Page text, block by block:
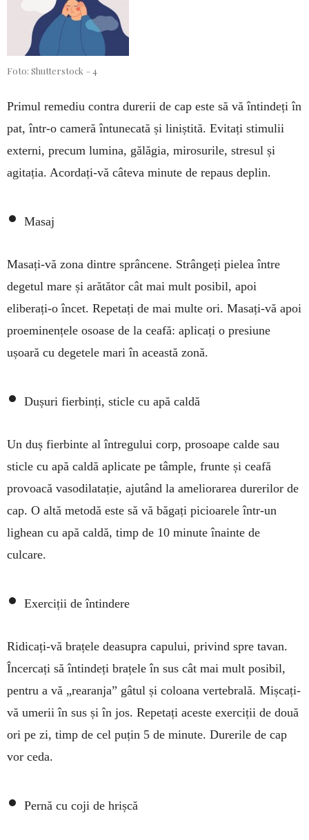
Foto: Shutterstock – 4
Primul remediu contra durerii de cap este să vă întindeți în
pat, într-o cameră întunecată și liniștită. Evitați stimulii
externi, precum lumina, gălăgia, mi­rosurile, stresul și
agitația. Acordați-vă câteva minute de repaus deplin.
• Masaj
Masați-vă zona dintre sprâncene. Strângeți pie­lea între
degetul mare și arătător cât mai mult po­sibil, apoi
eliberați-o încet. Repetați de mai multe ori. Masați-vă apoi
proeminențele osoase de la ceafă: aplicați o presiune
ușoară cu degetele mari în această zonă.
• Dușuri fierbinți, sticle cu apă caldă
Un duș fierbinte al întregului corp, prosoape calde sau
sticle cu apă caldă aplicate pe tâmple, frunte și ceafă
provoacă vasodilatație, aju­tând la ameliorarea durerilor de
cap. O altă metodă este să vă băgați picioarele într-un
lighean cu apă caldă, timp de 10 minute îna­inte de
culcare.
• Exerciții de întindere
Ridicați-vă brațele deasupra capului, privind spre tavan.
Încercați să întindeți brațele în sus cât mai mult posibil,
pentru a vă „rearanja” gâtul și coloana vertebrală. Miș­cați-
vă umerii în sus și în jos. Repetați aces­te exerciții de două
ori pe zi, timp de cel puțin 5 de minute. Durerile de cap
vor ceda.
• Pernă cu coji de hrișcă